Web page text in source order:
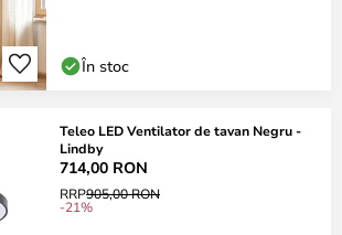
În stoc
Teleo LED Ventilator de tavan Negru -
Lindby
714,00 RON
RRP905,00 RON
-21%